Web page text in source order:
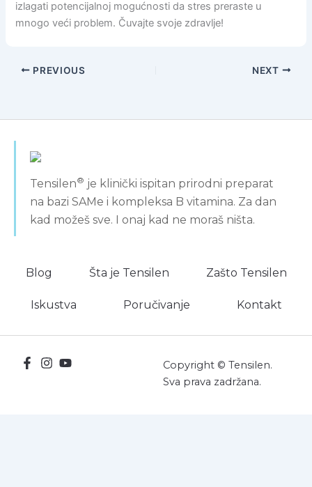
izlagati potencijalnoj mogućnosti da stres preraste u
mnogo veći problem. Čuvajte svoje zdravlje!
PREVIOUS NEXT
Tensilen® je klinički ispitan prirodni preparat
na bazi SAMe i kompleksa B vitamina. Za dan
kad možeš sve. I onaj kad ne moraš ništa.
Blog Šta je Tensilen Zašto Tensilen
Iskustva Poručivanje Kontakt
Copyright © Tensilen.
Sva prava zadržana.